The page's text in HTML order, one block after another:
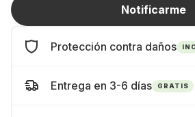
Notificarme
Protección contra daños
Entrega en 3-6 días GRATIS